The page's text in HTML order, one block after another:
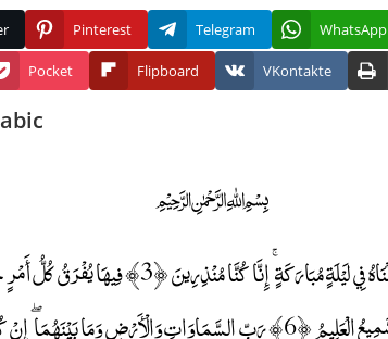
Pinterest Telegram WhatsApp
Pocket Flipboard VKontakte
﷽